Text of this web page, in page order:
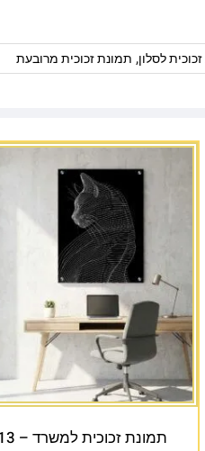
לסלון, תמונת זכוכית מרובעת
תמונת זכוכית למשרד – AU-013